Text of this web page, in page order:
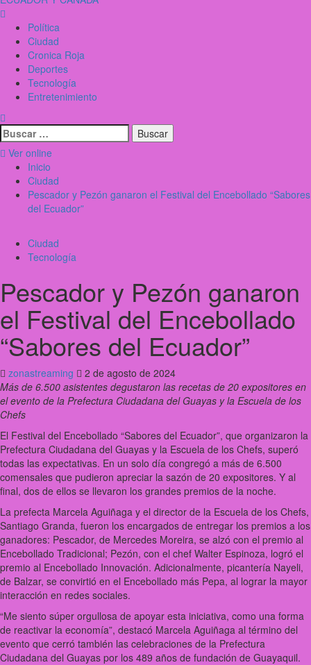
Política
Ciudad
Cronica Roja
Deportes
Tecnología
Entretenimiento
Ver online
Inicio
Ciudad
Pescador y Pezón ganaron el Festival del Encebollado “Sabores
del Ecuador”
Ciudad
Tecnología
Pescador y Pezón ganaron
el Festival del Encebollado
“Sabores del Ecuador”
zonastreaming
2 de agosto de 2024
Más de 6.500 asistentes degustaron las recetas de 20 expositores en
el evento de la Prefectura Ciudadana del Guayas y la Escuela de los
Chefs
El Festival del Encebollado “Sabores del Ecuador”, que organizaron la
Prefectura Ciudadana del Guayas y la Escuela de los Chefs, superó
todas las expectativas. En un solo día congregó a más de 6.500
comensales que pudieron apreciar la sazón de 20 expositores. Y al
final, dos de ellos se llevaron los grandes premios de la noche.
La prefecta Marcela Aguiñaga y el director de la Escuela de los Chefs,
Santiago Granda, fueron los encargados de entregar los premios a los
ganadores: Pescador, de Mercedes Moreira, se alzó con el premio al
Encebollado Tradicional; Pezón, con el chef Walter Espinoza, logró el
premio al Encebollado Innovación. Adicionalmente, picantería Nayeli,
de Balzar, se convirtió en el Encebollado más Pepa, al lograr la mayor
interacción en redes sociales.
“Me siento súper orgullosa de apoyar esta iniciativa, como una forma
de reactivar la economía”, destacó Marcela Aguiñaga al término del
evento que cerró también las celebraciones de la Prefectura
Ciudadana del Guayas por los 489 años de fundación de Guayaquil.